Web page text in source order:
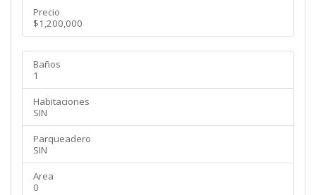
Precio
$1,200,000
Baños
1
Habitaciones
SIN
Parqueadero
SIN
Area
0